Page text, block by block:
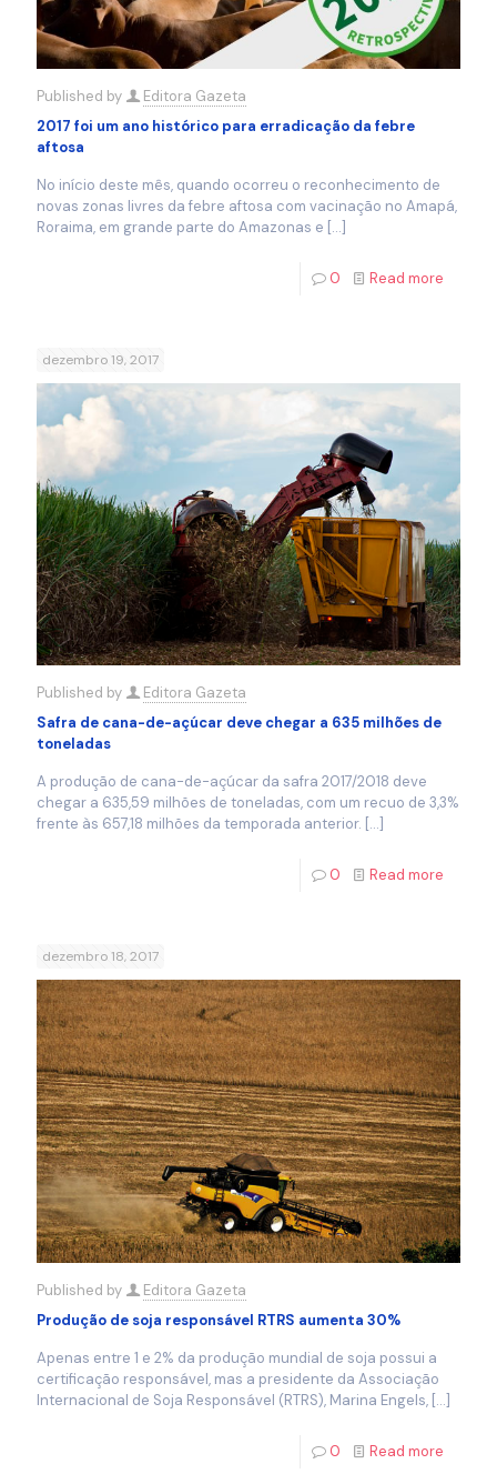
Published by
Editora Gazeta
2017 foi um ano histórico para erradicação da febre
aftosa
No início deste mês, quando ocorreu o reconhecimento de
novas zonas livres da febre aftosa com vacinação no Amapá,
Roraima, em grande parte do Amazonas e […]
0 Read more
dezembro 19, 2017
Published by
Editora Gazeta
Safra de cana-de-açúcar deve chegar a 635 milhões de
toneladas
A produção de cana-de-açúcar da safra 2017/2018 deve
chegar a 635,59 milhões de toneladas, com um recuo de 3,3%
frente às 657,18 milhões da temporada anterior. […]
0 Read more
dezembro 18, 2017
Published by
Editora Gazeta
Produção de soja responsável RTRS aumenta 30%
Apenas entre 1 e 2% da produção mundial de soja possui a
certificação responsável, mas a presidente da Associação
Internacional de Soja Responsável (RTRS), Marina Engels, […]
0 Read more